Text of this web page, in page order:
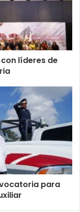
líderes de
para